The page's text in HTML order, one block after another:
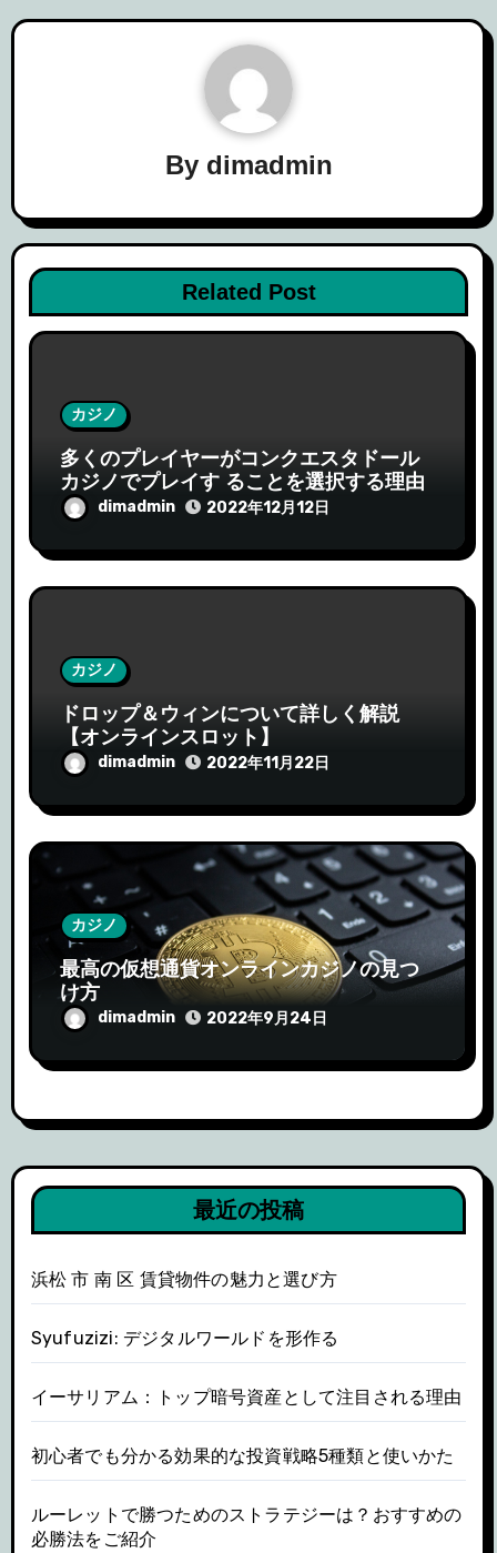
ー
By dimadmin
Related Post
カジノ
多くのプレイヤーがコンクエスタドール
カジノでプレイす ることを選択する理由
dimadmin 2022年12月12日
カジノ
ドロップ＆ウィンについて詳しく解説
【オンラインスロット】
dimadmin 2022年11月22日
カジノ
最高の仮想通貨オンラインカジノの見つ
け方
dimadmin 2022年9月24日
最近の投稿
浜松 市 南 区 賃貸物件の魅力と選び方
Syufuzizi: デジタルワールドを形作る
イーサリアム：トップ暗号資産として注目される理由
初心者でも分かる効果的な投資戦略5種類と使いかた
ルーレットで勝つためのストラテジーは？おすすめの
必勝法をご紹介